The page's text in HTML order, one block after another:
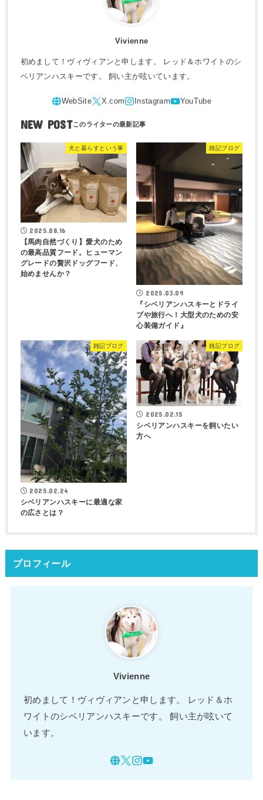
Vivienne
初めまして！ヴィヴィアンと申します。 レッド＆ホワイトのシ
ベリアンハスキーです。 飼い主が呟いています。
NEW POST
犬と暮らすという事
2025.08.16
【馬肉自然づくり】愛犬のため
の最高品質フード。ヒューマン
グレードの贅沢ドッグフード、
始めませんか？
雑記ブログ
2025.03.09
『シベリアンハスキーとドライ
ブや旅行へ！大型犬のための安
心装備ガイド』
雑記ブログ
2025.02.24
シベリアンハスキーに最適な家
の広さとは？
雑記ブログ
2025.02.15
シベリアンハスキーを飼いたい
方へ
プロフィール
Vivienne
初めまして！ヴィヴィアンと申します。 レッド＆ホ
ワイトのシベリアンハスキーです。 飼い主が呟いて
います。